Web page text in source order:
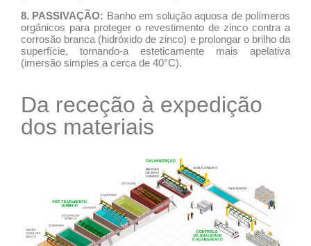
8. PASSIVAÇÃO: Banho em solução aquosa de polímeros
orgânicos para proteger o revestimento de zinco contra a
corrosão branca (hidróxido de zinco) e prolongar o brilho da
superfície, tornando-a esteticamente mais apelativa
(imersão simples a cerca de 40°C).
Da receção à expedição
dos materiais